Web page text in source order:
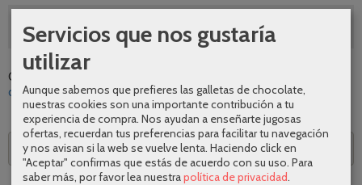
SEGUNDAS REBAJAS AGOSTO
Categoría:
comodidad oferta promocion aquassent grifo |Comentarios
Descripción
Servicios que nos gustaría
utilizar
Aunque sabemos que prefieres las galletas de chocolate,
nuestras cookies son una importante contribución a tu
experiencia de compra. Nos ayudan a enseñarte jugosas
ofertas, recuerdan tus preferencias para facilitar tu navegación
y nos avisan si la web se vuelve lenta. Haciendo click en
"Aceptar" confirmas que estás de acuerdo con su uso. Para
saber más, por favor lea nuestrapolítica de privacidad.